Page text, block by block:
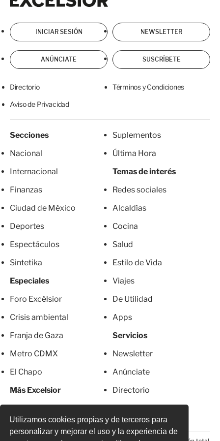
Utilizamos cookies propias y de terceros para
personalizar y mejorar el uso y la experiencia de
INICIAR SESIÓN NEWSLETTER
ANÚNCIATE SUSCRÍBETE
Directorio Términos y Condiciones
Aviso de Privacidad
Secciones
Nacional
Internacional
Finanzas
Ciudad de México
Deportes
Espectáculos
Sintetika
Especiales
Foro Excélsior
Crisis ambiental
Franja de Gaza
Metro CDMX
El Chapo
Más Excelsior
Suplementos
Última Hora
Temas de interés
Redes sociales
Alcaldías
Cocina
Salud
Estilo de Vida
Viajes
De Utilidad
Apps
Servicios
Newsletter
Anúnciate
Directorio